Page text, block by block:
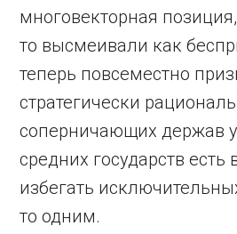
многовекторная
то высмеивали как
теперь повсеместно
стратегически
соперничающих держав
средних государств есть
избегать
то одним.